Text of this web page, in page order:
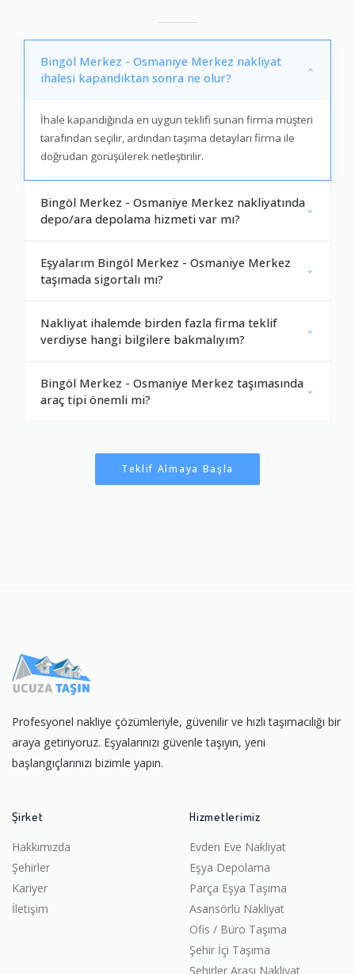
Bingöl Merkez - Osmaniye Merkez nakliyat
ihalesi kapandıktan sonra ne olur?
İhale kapandığında en uygun teklifi sunan firma müşteri
tarafından seçilir, ardından taşıma detayları firma ile
doğrudan görüşülerek netleştirilir.
Bingöl Merkez - Osmaniye Merkez nakliyatında
depo/ara depolama hizmeti var mı?
Eşyalarım Bingöl Merkez - Osmaniye Merkez
taşımada sigortalı mı?
Nakliyat ihalemde birden fazla firma teklif
verdiyse hangi bilgilere bakmalıyım?
Bingöl Merkez - Osmaniye Merkez taşımasında
araç tipi önemli mi?
Teklif Almaya Başla
Profesyonel nakliye çözümleriyle, güvenilir ve hızlı taşımacılığı bir
araya getiriyoruz. Eşyalarınızı güvenle taşıyın, yeni
başlangıçlarınızı bizimle yapın.
Şirket
Hakkımızda
Şehirler
Kariyer
İletişim
Hizmetlerimiz
Evden Eve Nakliyat
Eşya Depolama
Parça Eşya Taşıma
Asansörlü Nakliyat
Ofis / Büro Taşıma
Şehir İçi Taşıma
Şehirler Arası Nakliyat